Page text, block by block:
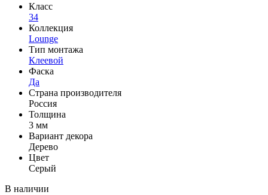
Класс
34
Коллекция
Lounge
Тип монтажа
Клеевой
Фаска
Да
Страна производителя
Россия
Толщина
3 мм
Вариант декора
Дерево
Цвет
Серый
В наличии